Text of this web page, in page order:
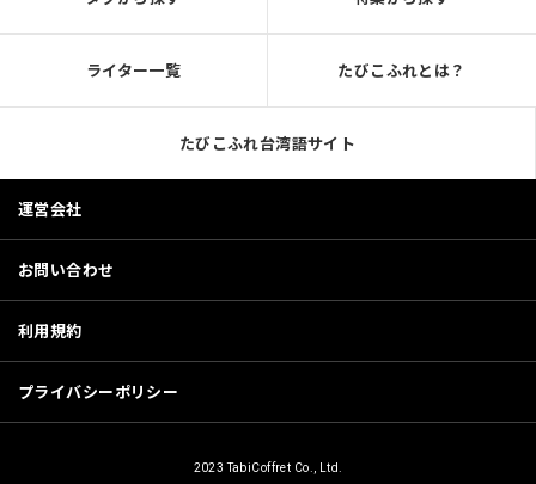
ライター一覧 たびこふれとは？
たびこふれ台湾語サイト
運営会社
お問い合わせ
利用規約
プライバシーポリシー
2023 TabiCoffret Co., Ltd.